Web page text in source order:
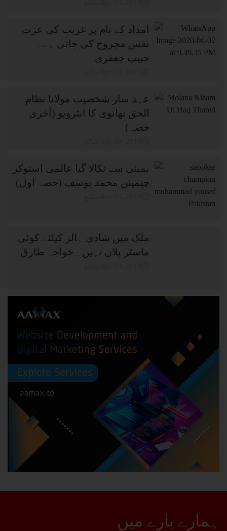
امداد کے نام پر غریب کی عزت
نفس مجروح کی جاتی ہے۔
حبیب جعفری
عہد ساز شخصیت مولانا نظام
الحق تھانوی کا انٹرویو (آخری
حصہ)
بمبئی سے نکالا گیا عالمی اسنوکر
چیمپئن محمد یوسف (حصہ اول)
ملک میں شادی ہالز کیلئے کوئی
ماسٹر پلان نہیں۔ خواجہ طارق
ہمارے بارے میں